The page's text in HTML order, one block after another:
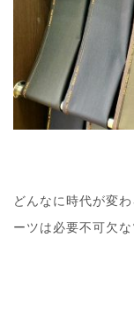
どんなに時代が変
ーツは必要不可欠な